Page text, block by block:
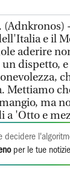
(Adnkronos)
e il
aderire
dispetto,
Mettiamo
ma
a 'Otto e
decidere
per le tue